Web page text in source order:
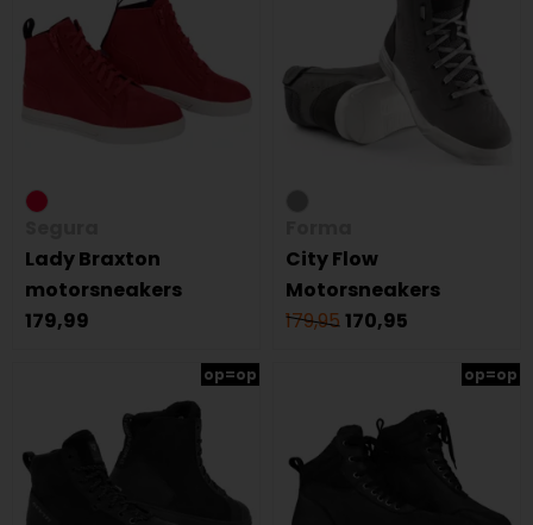
Lady Braxton
motorsneakers
179,99
City Flow
Motorsneakers
179,95 170,95
op=op op=op